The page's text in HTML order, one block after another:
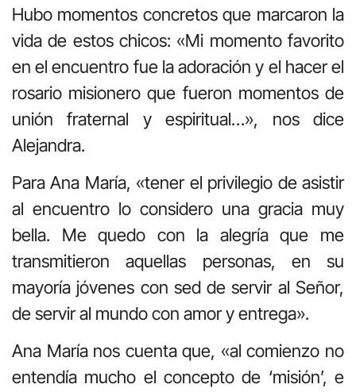
Hubo momentos concretos que marcaron la
vida de estos chicos: «Mi momento favorito
en el encuentro fue la adoración y el hacer el
rosario misionero que fueron momentos de
unión fraternal y espiritual…», nos dice
Alejandra.
Para Ana María, «tener el privilegio de asistir
al encuentro lo considero una gracia muy
bella. Me quedo con la alegría que me
transmitieron aquellas personas, en su
mayoría jóvenes con sed de servir al Señor,
de servir al mundo con amor y entrega».
Ana María nos cuenta que, «al comienzo no
entendía mucho el concepto de ‘misión’, e